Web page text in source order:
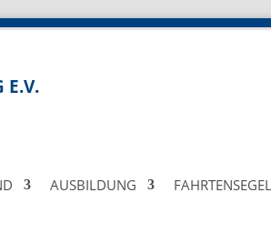
E.V.
AUSBILDUNG